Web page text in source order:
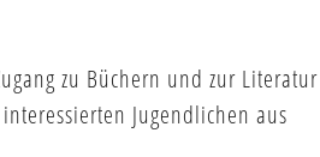
zu Büchern und zur Literatur
Jugendlichen aus